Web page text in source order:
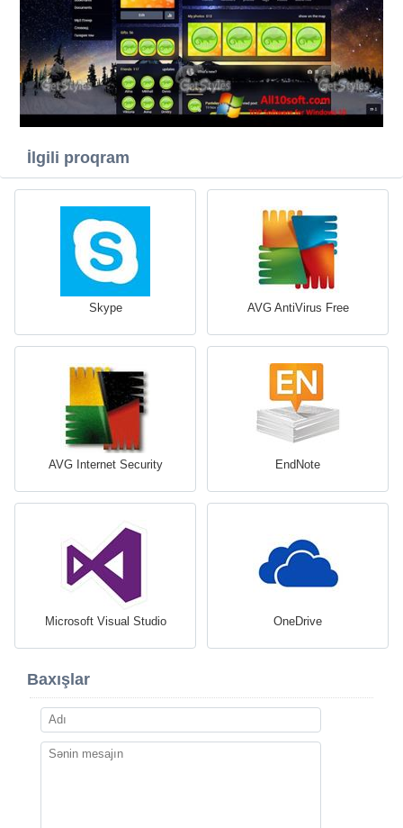
İlgili proqram
Skype AVG AntiVirus Free
AVG Internet Security EndNote
Microsoft Visual Studio OneDrive
Baxışlar